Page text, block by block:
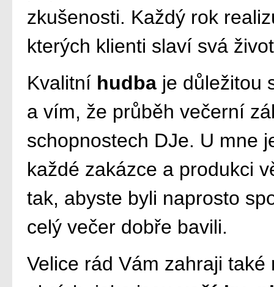
zkušenosti. Každý rok
kterých klienti slaví svá
Kvalitní hudba je důležitou
a vím, že průběh večerní
schopnostech DJe. U mne
každé zakázce a produkci
tak, abyste byli naprosto
celý večer dobře bavili.
Velice rád Vám zahraji